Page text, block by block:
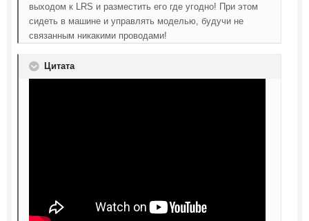
выходом к LRS и разместить его где угодно! При этом
сидеть в машине и управлять моделью, будучи не
связанным никакими проводами!
Цитата